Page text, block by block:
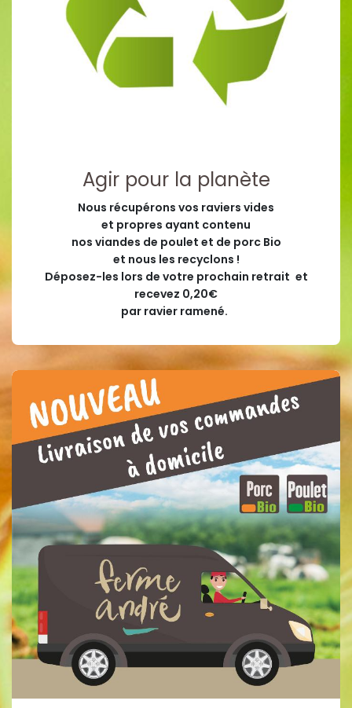
Agir pour la planète
Nous récupérons vos raviers vides
et propres ayant contenu
nos viandes de poulet et de porc Bio
et nous les recyclons !
Déposez-les lors de votre prochain retrait et
recevez 0,20€
par ravier ramené.